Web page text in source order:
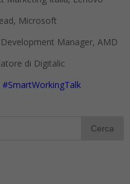
Microsoft
Manager, AMD
di Digitalic
#SmartWorkingTalk